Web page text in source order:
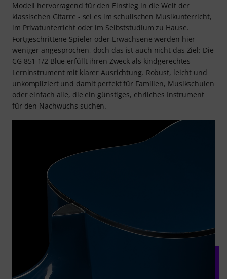
Modell hervorragend für den Einstieg in die Welt der
klassischen Gitarre - sei es im schulischen Musikunterricht,
im Privatunterricht oder im Selbststudium zu Hause.
Fortgeschrittene Spieler oder Erwachsene werden hier
weniger angesprochen, doch das ist auch nicht das Ziel: Die
CG 851 1/2 Blue erfüllt ihren Zweck als kindgerechtes
Lerninstrument mit klarer Ausrichtung. Robust, leicht und
unkompliziert und damit perfekt für Familien, Musikschulen
oder einfach alle, die ein günstiges, ehrliches Instrument
für den Nachwuchs suchen.